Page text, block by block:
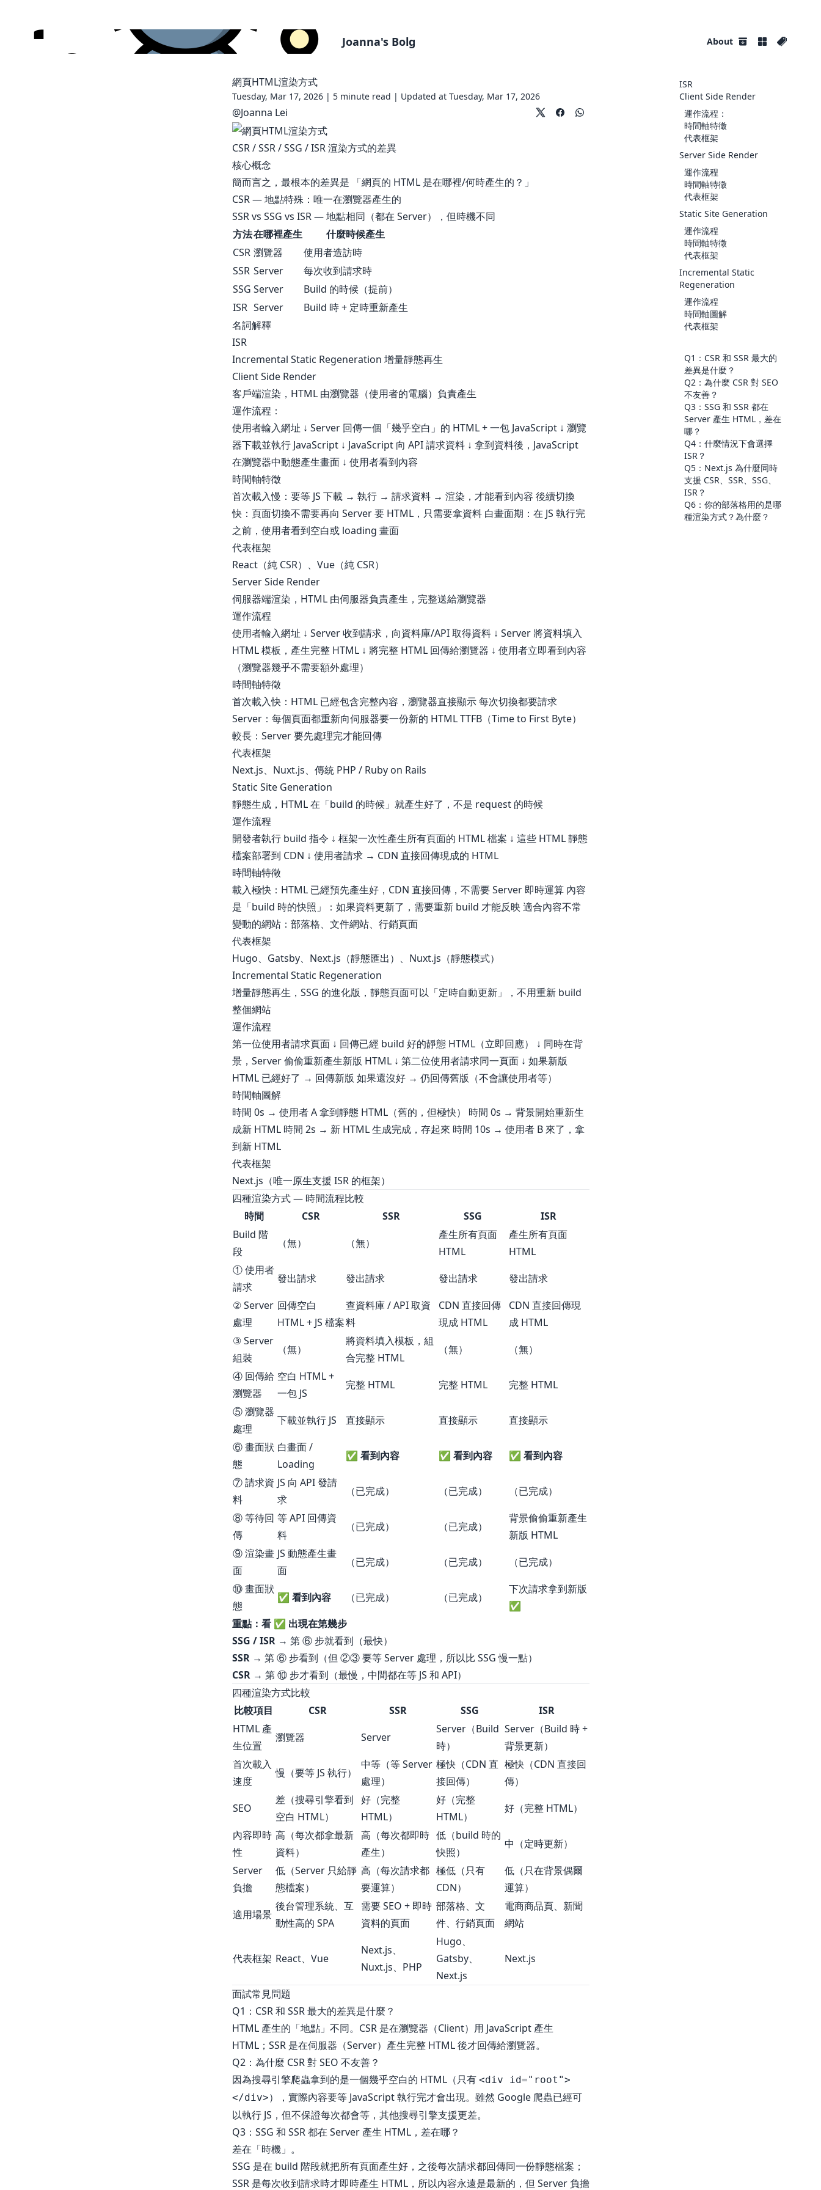
Joanna's Bolg About
ISR
Client Side Render
運作流程：
時間軸特徵
代表框架
Server Side Render
運作流程
時間軸特徵
代表框架
Static Site Generation
運作流程
時間軸特徵
代表框架
Incremental Static
Regeneration
運作流程
時間軸圖解
代表框架
Q1：CSR 和 SSR 最大的
差異是什麼？
Q2：為什麼 CSR 對 SEO
不友善？
Q3：SSG 和 SSR 都在
Server 產生 HTML，差在
哪？
Q4：什麼情況下會選擇
ISR？
Q5：Next.js 為什麼同時
支援 CSR、SSR、SSG、
ISR？
Q6：你的部落格用的是哪
種渲染方式？為什麼？
網頁HTML渲染方式
Tuesday, Mar 17, 2026 | 5 minute read | Updated at Tuesday, Mar 17, 2026
@Joanna Lei
CSR / SSR / SSG / ISR 渲染方式的差異
核心概念
簡而言之，最根本的差異是 「網頁的 HTML 是在哪裡/何時產生的？」
CSR — 地點特殊：唯一在瀏覽器產生的
SSR vs SSG vs ISR — 地點相同（都在 Server），但時機不同
方法在哪裡產生
什麼時候產生
CSR 瀏覽器
使用者造訪時
SSR Server
每次收到請求時
SSG Server
Build 的時候（提前）
ISR Server
Build 時 + 定時重新產生
名詞解釋
ISR
Incremental Static Regeneration 增量靜態再生
Client Side Render
客戶端渲染，HTML 由瀏覽器（使用者的電腦）負責產生
運作流程：
使用者輸入網址 ↓ Server 回傳一個「幾乎空白」的 HTML + 一包 JavaScript ↓ 瀏覽
器下載並執行 JavaScript ↓ JavaScript 向 API 請求資料 ↓ 拿到資料後，JavaScript
在瀏覽器中動態產生畫面 ↓ 使用者看到內容
時間軸特徵
首次載入慢：要等 JS 下載 → 執行 → 請求資料 → 渲染，才能看到內容 後續切換
快：頁面切換不需要再向 Server 要 HTML，只需要拿資料 白畫面期：在 JS 執行完
之前，使用者看到空白或 loading 畫面
代表框架
React（純 CSR）、Vue（純 CSR）
Server Side Render
伺服器端渲染，HTML 由伺服器負責產生，完整送給瀏覽器
運作流程
使用者輸入網址 ↓ Server 收到請求，向資料庫/API 取得資料 ↓ Server 將資料填入
HTML 模板，產生完整 HTML ↓ 將完整 HTML 回傳給瀏覽器 ↓ 使用者立即看到內容
（瀏覽器幾乎不需要額外處理）
時間軸特徵
首次載入快：HTML 已經包含完整內容，瀏覽器直接顯示 每次切換都要請求
Server：每個頁面都重新向伺服器要一份新的 HTML TTFB（Time to First Byte）
較長：Server 要先處理完才能回傳
代表框架
Next.js、Nuxt.js、傳統 PHP / Ruby on Rails
Static Site Generation
靜態生成，HTML 在「build 的時候」就產生好了，不是 request 的時候
運作流程
開發者執行 build 指令 ↓ 框架一次性產生所有頁面的 HTML 檔案 ↓ 這些 HTML 靜態
檔案部署到 CDN ↓ 使用者請求 → CDN 直接回傳現成的 HTML
時間軸特徵
載入極快：HTML 已經預先產生好，CDN 直接回傳，不需要 Server 即時運算 內容
是「build 時的快照」：如果資料更新了，需要重新 build 才能反映 適合內容不常
變動的網站：部落格、文件網站、行銷頁面
代表框架
Hugo、Gatsby、Next.js（靜態匯出）、Nuxt.js（靜態模式）
Incremental Static Regeneration
增量靜態再生，SSG 的進化版，靜態頁面可以「定時自動更新」，不用重新 build
整個網站
運作流程
第一位使用者請求頁面 ↓ 回傳已經 build 好的靜態 HTML（立即回應） ↓ 同時在背
景，Server 偷偷重新產生新版 HTML ↓ 第二位使用者請求同一頁面 ↓ 如果新版
HTML 已經好了 → 回傳新版 如果還沒好 → 仍回傳舊版（不會讓使用者等）
時間軸圖解
時間 0s → 使用者 A 拿到靜態 HTML（舊的，但極快） 時間 0s → 背景開始重新生
成新 HTML 時間 2s → 新 HTML 生成完成，存起來 時間 10s → 使用者 B 來了，拿
到新 HTML
代表框架
Next.js（唯一原生支援 ISR 的框架）
四種渲染方式 — 時間流程比較
時間
CSR SSR SSG
ISR
Build 階
段
（無） （無）
產生所有頁面
HTML
產生所有頁面
HTML
① 使用者
請求
發出請求 發出請求 發出請求
發出請求
② Server
處理
回傳空白
HTML + JS 檔案
查資料庫 / API 取資
料
CDN 直接回傳
現成 HTML
CDN 直接回傳現
成 HTML
③ Server
組裝
（無）
將資料填入模板，組
合完整 HTML
（無）
（無）
④ 回傳給
瀏覽器
空白 HTML +
一包 JS
完整 HTML 完整 HTML
完整 HTML
⑤ 瀏覽器
處理
下載並執行 JS 直接顯示 直接顯示
直接顯示
⑥ 畫面狀
態
白畫面 /
Loading
✅ 看到內容 ✅ 看到內容 ✅ 看到內容
⑦ 請求資
料
JS 向 API 發請
求
（已完成） （已完成）
（已完成）
⑧ 等待回
傳
等 API 回傳資
料
（已完成） （已完成）
背景偷偷重新產生
新版 HTML
⑨ 渲染畫
面
JS 動態產生畫
面
（已完成） （已完成）
（已完成）
⑩ 畫面狀
態
✅ 看到內容 （已完成） （已完成）
下次請求拿到新版
✅
重點：看 ✅ 出現在第幾步
SSG / ISR→ 第 ⑥ 步就看到（最快）
SSR→ 第 ⑥ 步看到（但 ②③ 要等 Server 處理，所以比 SSG 慢一點）
CSR→ 第 ⑩ 步才看到（最慢，中間都在等 JS 和 API）
四種渲染方式比較
比較項目
CSR SSR SSG
ISR
HTML 產
生位置
瀏覽器 Server
Server（Build
時）
Server（Build 時 +
背景更新）
首次載入
速度
慢（要等 JS 執行）
中等（等 Server
處理）
極快（CDN 直
接回傳）
極快（CDN 直接回
傳）
SEO
差（搜尋引擎看到
空白 HTML）
好（完整
HTML）
好（完整
HTML）
好（完整 HTML）
內容即時
性
高（每次都拿最新
資料）
高（每次都即時
產生）
低（build 時的
快照）
中（定時更新）
Server
負擔
低（Server 只給靜
態檔案）
高（每次請求都
要運算）
極低（只有
CDN）
低（只在背景偶爾
運算）
適用場景
後台管理系統、互
動性高的 SPA
需要 SEO + 即時
資料的頁面
部落格、文
件、行銷頁面
電商商品頁、新聞
網站
代表框架 React、Vue
Next.js、
Nuxt.js、PHP
Hugo、
Gatsby、
Next.js
Next.js
面試常見問題
Q1：CSR 和 SSR 最大的差異是什麼？
HTML 產生的「地點」不同。CSR 是在瀏覽器（Client）用 JavaScript 產生
HTML；SSR 是在伺服器（Server）產生完整 HTML 後才回傳給瀏覽器。
Q2：為什麼 CSR 對 SEO 不友善？
因為搜尋引擎爬蟲拿到的是一個幾乎空白的 HTML（只有 <div id="root">
</div>），實際內容要等 JavaScript 執行完才會出現。雖然 Google 爬蟲已經可
以執行 JS，但不保證每次都會等，其他搜尋引擎支援更差。
Q3：SSG 和 SSR 都在 Server 產生 HTML，差在哪？
差在「時機」。
SSG 是在 build 階段就把所有頁面產生好，之後每次請求都回傳同一份靜態檔案；
SSR 是每次收到請求時才即時產生 HTML，所以內容永遠是最新的，但 Server 負擔